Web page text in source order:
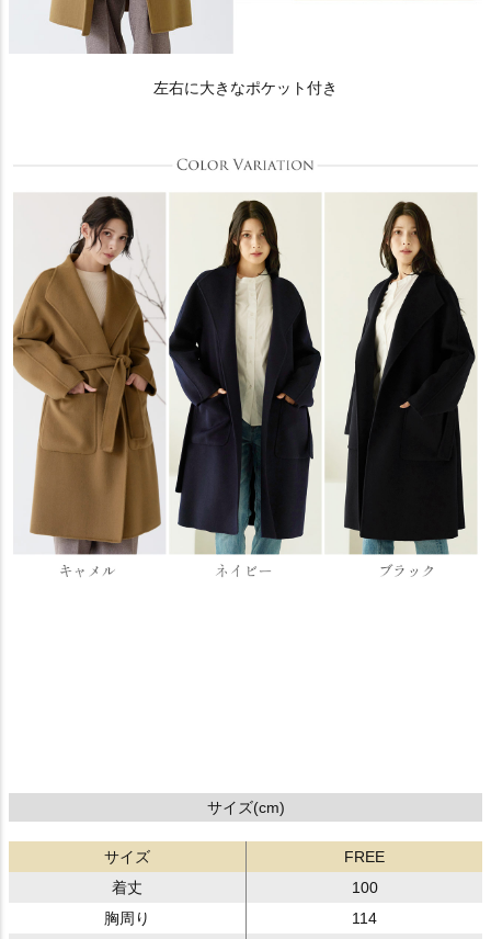
左右に大きなポケット付き
サイズ(cm)
サイズ
FREE
着丈
100
胸周り
114